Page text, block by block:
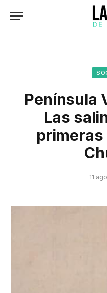
Península
Las
primeras
11